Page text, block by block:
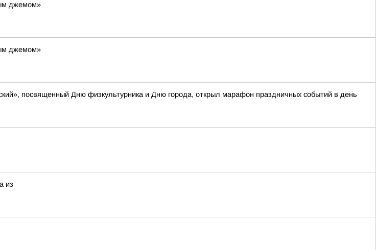
джемом»
джемом»
посвященный Дню физкультурника и Дню города, открыл марафон праздничных событий в день
из